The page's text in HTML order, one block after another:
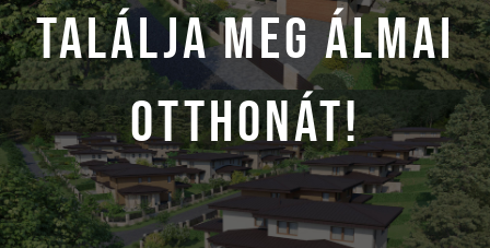
TALÁLJA MEG ÁLMAI
OTTHONÁT!